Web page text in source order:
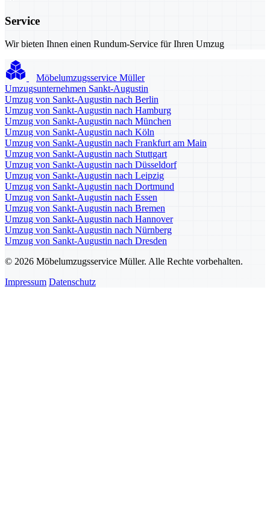
Service
Wir bieten Ihnen einen Rundum-Service für Ihren Umzug
Möbelumzugsservice Müller
Umzugsunternehmen Sankt-Augustin
Umzug von Sankt-Augustin nach Berlin
Umzug von Sankt-Augustin nach Hamburg
Umzug von Sankt-Augustin nach München
Umzug von Sankt-Augustin nach Köln
Umzug von Sankt-Augustin nach Frankfurt am Main
Umzug von Sankt-Augustin nach Stuttgart
Umzug von Sankt-Augustin nach Düsseldorf
Umzug von Sankt-Augustin nach Leipzig
Umzug von Sankt-Augustin nach Dortmund
Umzug von Sankt-Augustin nach Essen
Umzug von Sankt-Augustin nach Bremen
Umzug von Sankt-Augustin nach Hannover
Umzug von Sankt-Augustin nach Nürnberg
Umzug von Sankt-Augustin nach Dresden
© 2026 Möbelumzugsservice Müller. Alle Rechte vorbehalten.
Impressum Datenschutz